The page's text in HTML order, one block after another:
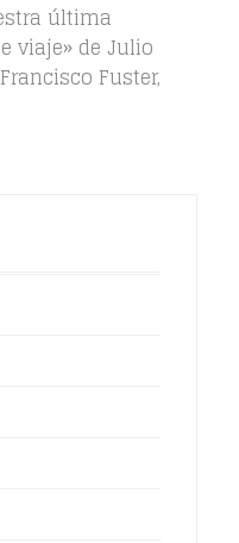
última
viaje» de Julio
Fuster,